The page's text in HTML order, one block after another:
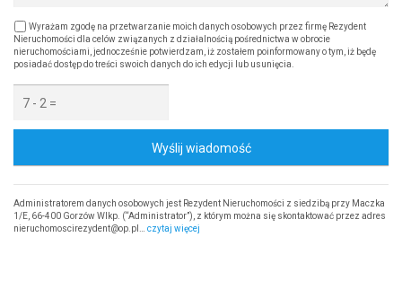
Wyrażam zgodę na przetwarzanie moich danych osobowych przez firmę Rezydent
Nieruchomości dla celów związanych z działalnością pośrednictwa w obrocie
nieruchomościami, jednocześnie potwierdzam, iż zostałem poinformowany o tym, iż będę
posiadać dostęp do treści swoich danych do ich edycji lub usunięcia.
Wyślij wiadomość
Administratorem danych osobowych jest Rezydent Nieruchomości z siedzibą przy Maczka
1/E, 66-400 Gorzów Wlkp. (“Administrator”), z którym można się skontaktować przez adres
nieruchomoscirezydent@op.pl… czytaj więcej